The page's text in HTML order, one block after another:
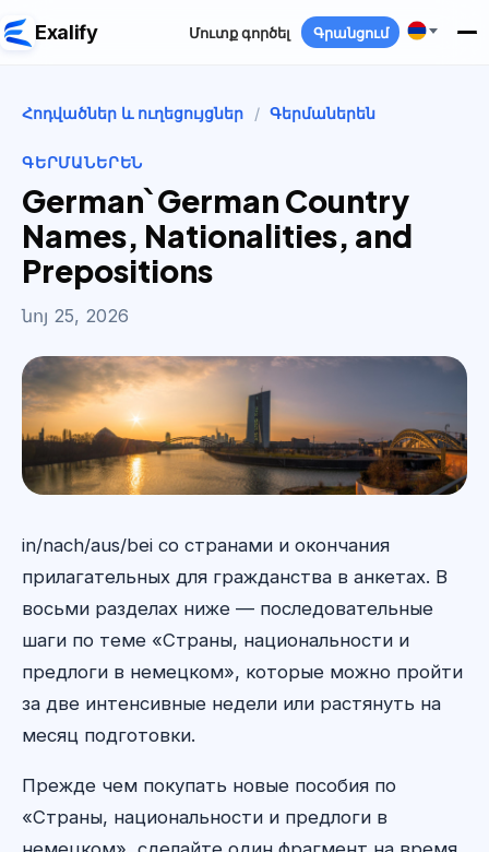
Exalify Մուտք գործել Գրանցում
Հոդվածներ և ուղեցույցներ / Գերմաներեն
ԳԵՐՄԱՆԵՐԵՆ
German՝ German Country
Names, Nationalities, and
Prepositions
նոյ 25, 2026
in/nach/aus/bei со странами и окончания
прилагательных для гражданства в анкетах. В
восьми разделах ниже — последовательные
шаги по теме «Страны, национальности и
предлоги в немецком», которые можно пройти
за две интенсивные недели или растянуть на
месяц подготовки.
Прежде чем покупать новые пособия по
«Страны, национальности и предлоги в